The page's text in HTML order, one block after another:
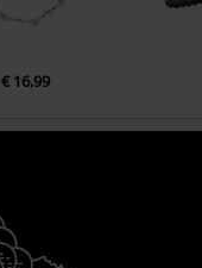
€ 16,99